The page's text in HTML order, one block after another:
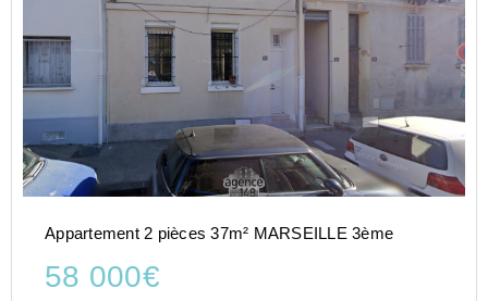
Appartement 2 pièces 37m² MARSEILLE 3ème
58 000€